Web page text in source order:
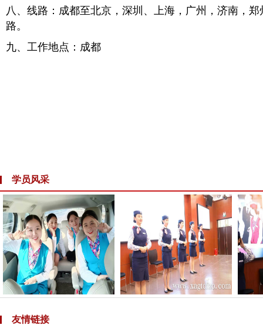
八、线路：成都至北京，深圳、上海，广州，济南，
路。
九、工作地点：成都
学员风采
友情链接